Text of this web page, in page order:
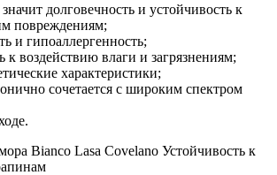
долговечность и устойчивость к
повреждениям;
и гипоаллергенность;
к воздействию влаги и загрязнениям;
характеристики;
сочетается с широким спектром
Bianco Lasa Covelano Устойчивость к